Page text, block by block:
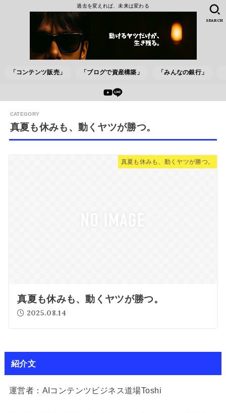
過去を変えれば、未来は変わる
「コンテンツ販売」 「ブログで資産構築」 「みんなの銀行」
SEARCH
真夏も休みも、動くヤツが勝つ。
真夏も休みも、動くヤツが勝つ。
真夏も休みも、動くヤツが勝つ。
2025.08.14
紹介文
運営者：AIコンテンツビジネス道場Toshi